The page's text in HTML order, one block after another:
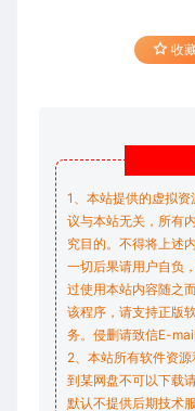
收
1、本站提供的虚拟
议与本站无关，所有
究目的。不得将上述
一切后果请用户自负
过使用本站内容随之
该程序，请支持正版
务。侵删请致信E-
2、本站所有软件资
到某网盘不可以下载
默认不提供后期技术